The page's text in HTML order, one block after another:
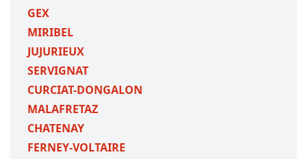
GEX
MIRIBEL
JUJURIEUX
SERVIGNAT
CURCIAT-DONGALON
MALAFRETAZ
CHATENAY
FERNEY-VOLTAIRE